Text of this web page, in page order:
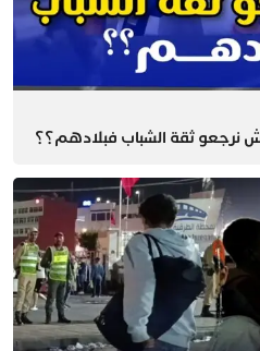
نرجعو ثقة الشباب فبلادهم؟؟